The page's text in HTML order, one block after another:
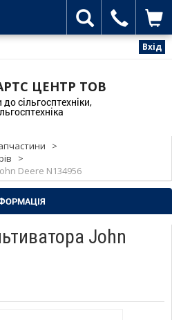
Вхід
ЦЕНТР ТОВ
сільгосптехніки,
>
>
Deere N134956
John